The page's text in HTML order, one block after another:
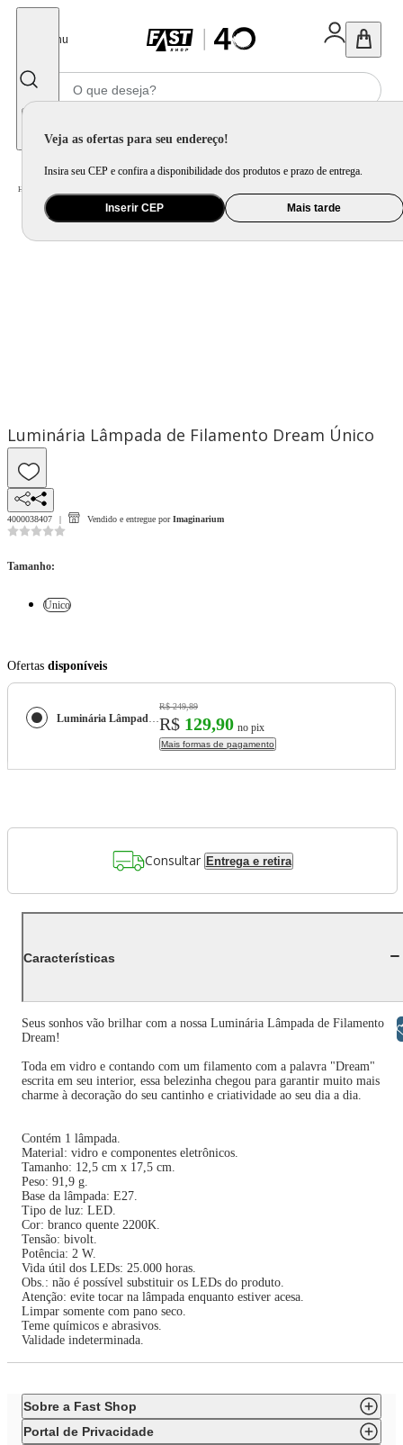
Menu
Veja as ofertas para seu endereço!
Insira seu CEP e confira a disponibilidade dos produtos e prazo de entrega.
Inserir CEP Mais tarde
Home
Luminária Lâmpada de Filamento Dream Único
4000038407 Vendido e entregue por Imaginarium
Tamanho:
Único
Ofertas disponíveis
Luminária Lâmpada de Filamento Dream
R$ 249,89
R$ 129,90 no pix
Mais formas de pagamento
Consultar Entrega e retira
Características
Seus sonhos vão brilhar com a nossa Luminária Lâmpada de Filamento
Dream!
Toda em vidro e contando com um filamento com a palavra "Dream"
escrita em seu interior, essa belezinha chegou para garantir muito mais
charme à decoração do seu cantinho e criatividade ao seu dia a dia.
Contém 1 lâmpada.
Material: vidro e componentes eletrônicos.
Tamanho: 12,5 cm x 17,5 cm.
Peso: 91,9 g.
Base da lâmpada: E27.
Tipo de luz: LED.
Cor: branco quente 2200K.
Tensão: bivolt.
Potência: 2 W.
Vida útil dos LEDs: 25.000 horas.
Obs.: não é possível substituir os LEDs do produto.
Atenção: evite tocar na lâmpada enquanto estiver acesa.
Limpar somente com pano seco.
Teme químicos e abrasivos.
Validade indeterminada.
Sobre a Fast Shop
Portal de Privacidade
Libras